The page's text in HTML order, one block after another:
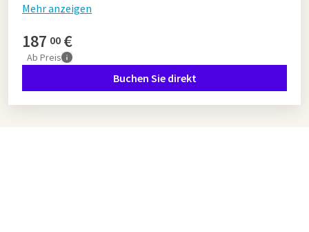
Mehr anzeigen
187 00 €
Ab Preis
Buchen Sie direkt